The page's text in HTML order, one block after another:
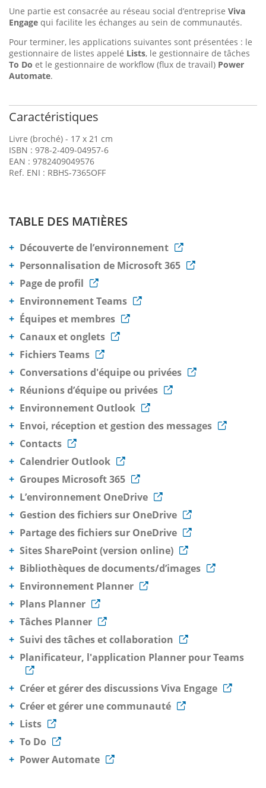
Une partie est consacrée au réseau social d’entreprise Viva
Engage qui facilite les échanges au sein de communautés.
Pour terminer, les applications suivantes sont présentées : le
gestionnaire de listes appelé Lists, le gestionnaire de tâches
To Do et le gestionnaire de workflow (flux de travail) Power
Automate.
Caractéristiques
Livre (broché) - 17 x 21 cm
ISBN : 978-2-409-04957-6
EAN : 9782409049576
Ref. ENI : RBHS-7365OFF
TABLE DES MATIÈRES
Découverte de l’environnement
Personnalisation de Microsoft 365
Page de profil
Environnement Teams
Équipes et membres
Canaux et onglets
Fichiers Teams
Conversations d'équipe ou privées
Réunions d’équipe ou privées
Environnement Outlook
Envoi, réception et gestion des messages
Contacts
Calendrier Outlook
Groupes Microsoft 365
L’environnement OneDrive
Gestion des fichiers sur OneDrive
Partage des fichiers sur OneDrive
Sites SharePoint (version online)
Bibliothèques de documents/d’images
Environnement Planner
Plans Planner
Tâches Planner
Suivi des tâches et collaboration
Planificateur, l'application Planner pour Teams
Créer et gérer des discussions Viva Engage
Créer et gérer une communauté
Lists
To Do
Power Automate